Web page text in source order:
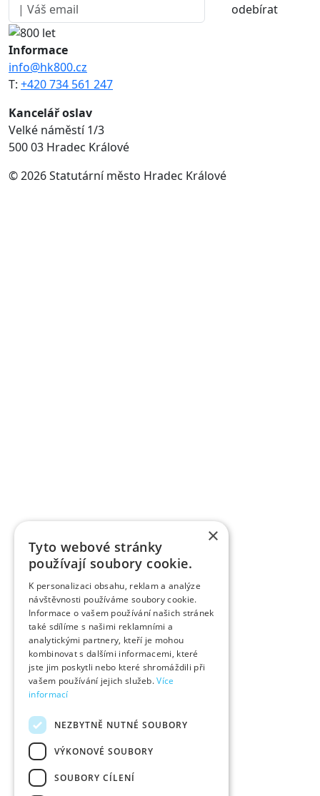
odebírat
Informace
info@hk800.cz
T: +420 734 561 247
Kancelář oslav
Velké náměstí 1/3
500 03 Hradec Králové
© 2026 Statutární město Hradec Králové
×
Tyto webové stránky
používají soubory cookie.
K personalizaci obsahu, reklam a analýze
návštěvnosti používáme soubory cookie.
Informace o vašem používání našich stránek
také sdílíme s našimi reklamními a
analytickými partnery, kteří je mohou
kombinovat s dalšími informacemi, které
jste jim poskytli nebo které shromáždili při
vašem používání jejich služeb.Více
informací
NEZBYTNĚ NUTNÉ SOUBORY
VÝKONOVÉ SOUBORY
SOUBORY CÍLENÍ